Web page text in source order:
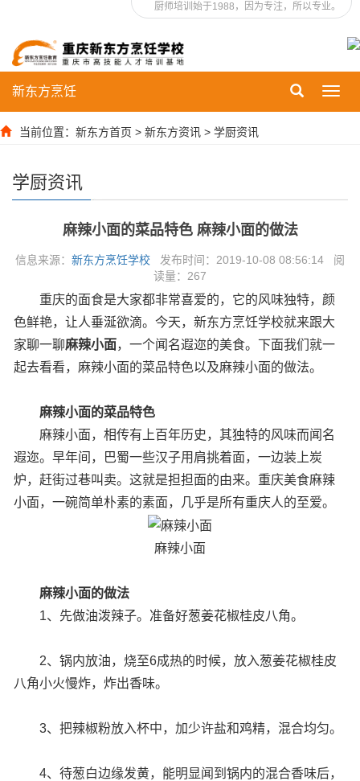
厨师培训始于1988，因为专注，所以专业。
新东方烹饪
当前位置： 新东方首页 > 新东方资讯 > 学厨资讯
学厨资讯
麻辣小面的菜品特色 麻辣小面的做法
信息来源： 新东方烹饪学校 发布时间：2019-10-08 08:56:14 阅
读量： 267
重庆的面食是大家都非常喜爱的，它的风味独特，颜
色鲜艳，让人垂涎欲滴。今天，新东方烹饪学校就来跟大
家聊一聊麻辣小面，一个闻名遐迩的美食。下面我们就一
起去看看，麻辣小面的菜品特色以及麻辣小面的做法。
麻辣小面的菜品特色
麻辣小面，相传有上百年历史，其独特的风味而闻名
遐迩。早年间，巴蜀一些汉子用肩挑着面，一边装上炭
炉，赶街过巷叫卖。这就是担担面的由来。重庆美食麻辣
小面，一碗简单朴素的素面，几乎是所有重庆人的至爱。
麻辣小面
麻辣小面的做法
1、先做油泼辣子。准备好葱姜花椒桂皮八角。
2、锅内放油，烧至6成热的时候，放入葱姜花椒桂皮
八角小火慢炸，炸出香味。
3、把辣椒粉放入杯中，加少许盐和鸡精，混合均匀。
4、待葱白边缘发黄，能明显闻到锅内的混合香味后，